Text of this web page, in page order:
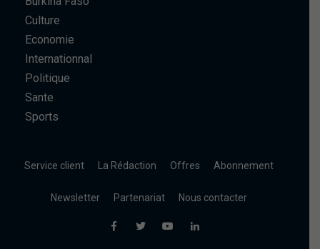
Culture
Economie
Internationnal
Politique
Sante
Sports
Service client La Rédaction Offres Abonnement
Newsletter Partenariat Nous contacter